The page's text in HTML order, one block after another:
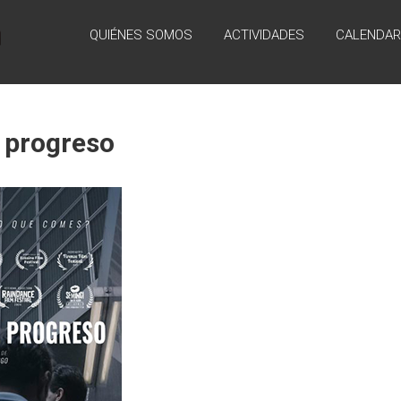
QUIÉNES SOMOS ACTIVIDADES